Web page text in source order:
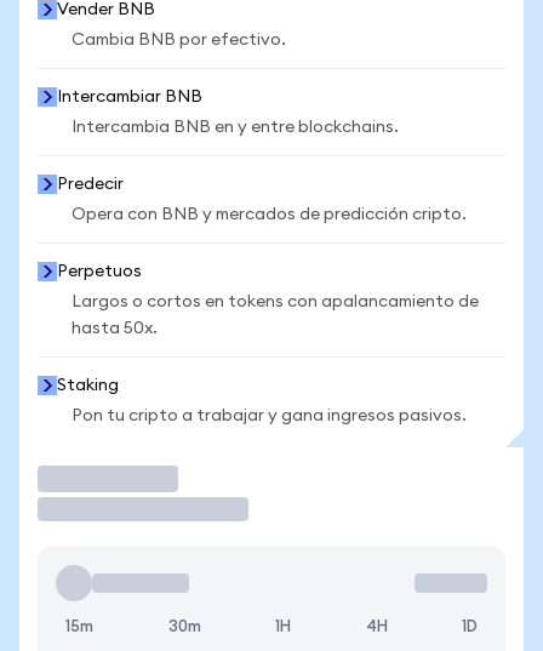
Vender BNB
Cambia BNB por efectivo.
Intercambiar BNB
Intercambia BNB en y entre blockchains.
Predecir
Opera con BNB y mercados de predicción cripto.
Perpetuos
Largos o cortos en tokens con apalancamiento de
hasta 50x.
Staking
Pon tu cripto a trabajar y gana ingresos pasivos.
15m 30m 1H 4H 1D